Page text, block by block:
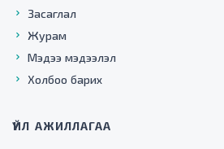
Засаглал
Журам
Мэдээ мэдээлэл
Холбоо барих
ҮЙЛ АЖИЛЛАГАА